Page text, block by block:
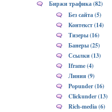
Биржи трафика (82)
Без сайта (5)
Контекст (14)
Тизеры (16)
Банеры (25)
Ссылки (13)
Iframe (4)
Линия (9)
Popunder (16)
Clickunder (13)
Rich-media (6)